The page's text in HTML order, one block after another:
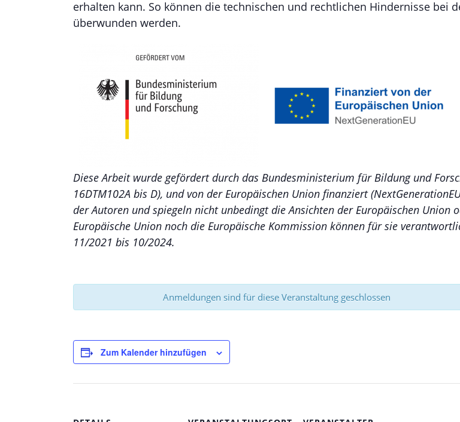
erhalten kann. So können die technischen und rechtlichen Hindernisse bei
überwunden werden.
Diese Arbeit wurde gefördert durch das Bundesministerium für Bildung und
16DTM102A bis D), und von der Europäischen Union finanziert
der Autoren und spiegeln nicht unbedingt die Ansichten der Europäischen Union
Europäische Union noch die Europäische Kommission können für sie
11/2021 bis 10/2024.
Anmeldungen sind für diese Veranstaltung geschlossen
Zum Kalender hinzufügen